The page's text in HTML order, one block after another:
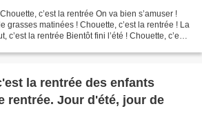
c’est la rentrée On va bien s’amuser !
grasses matinées ! Chouette, c’est la rentrée ! La
c’est la rentrée Bientôt fini l’été ! Chouette, c’est
des enfants
rentrée. Jour d'été, jour de